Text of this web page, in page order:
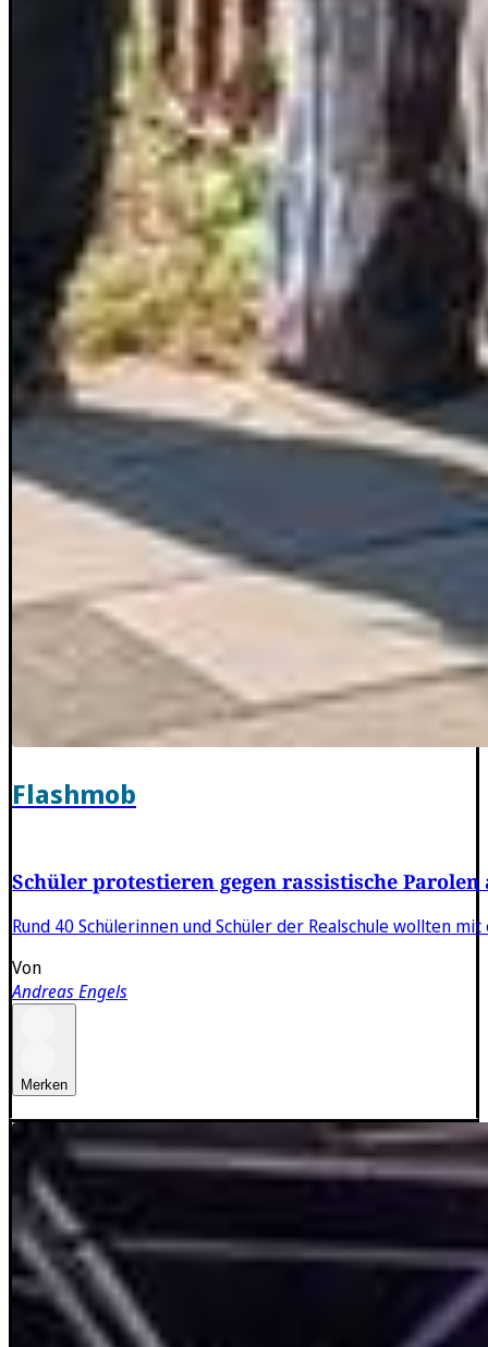
Flashmob
Schüler protestieren gegen rassistische
Rund 40 Schülerinnen und Schüler der Realschule wollten
Von
Andreas Engels
Merken